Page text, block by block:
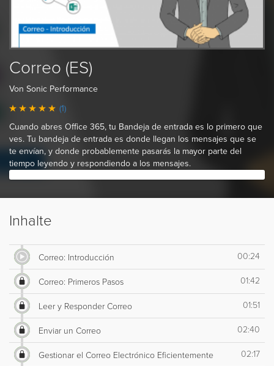
Correo (ES)
Von Sonic Performance
(1)
Cuando abres Office 365, tu Bandeja de entrada es lo primero que
ves. Tu bandeja de entrada es donde llegan los mensajes que se
te envían, y donde probablemente pasarás la mayor parte del
tiempo leyendo y respondiendo a los mensajes.
Inhalte
Correo: Introducción 00:24
Correo: Primeros Pasos 01:42
Leer y Responder Correo 01:51
Enviar un Correo 02:40
Gestionar el Correo Electrónico Eficientemente 02:17